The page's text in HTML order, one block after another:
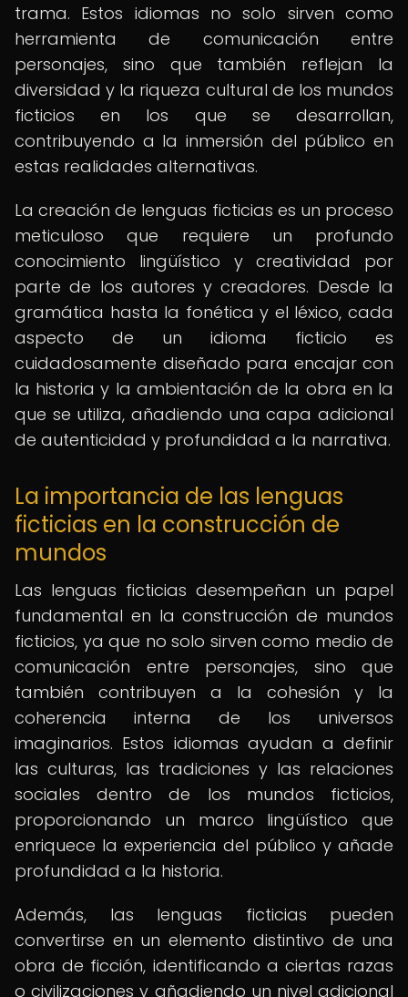
trama. Estos idiomas no solo sirven como
herramienta de comunicación entre
personajes, sino que también reflejan la
diversidad y la riqueza cultural de los mundos
ficticios en los que se desarrollan,
contribuyendo a la inmersión del público en
estas realidades alternativas.
La creación de lenguas ficticias es un proceso
meticuloso que requiere un profundo
conocimiento lingüístico y creatividad por
parte de los autores y creadores. Desde la
gramática hasta la fonética y el léxico, cada
aspecto de un idioma ficticio es
cuidadosamente diseñado para encajar con
la historia y la ambientación de la obra en la
que se utiliza, añadiendo una capa adicional
de autenticidad y profundidad a la narrativa.
La importancia de las lenguas
ficticias en la construcción de
mundos
Las lenguas ficticias desempeñan un papel
fundamental en la construcción de mundos
ficticios, ya que no solo sirven como medio de
comunicación entre personajes, sino que
también contribuyen a la cohesión y la
coherencia interna de los universos
imaginarios. Estos idiomas ayudan a definir
las culturas, las tradiciones y las relaciones
sociales dentro de los mundos ficticios,
proporcionando un marco lingüístico que
enriquece la experiencia del público y añade
profundidad a la historia.
Además, las lenguas ficticias pueden
convertirse en un elemento distintivo de una
obra de ficción, identificando a ciertas razas
o civilizaciones y añadiendo un nivel adicional